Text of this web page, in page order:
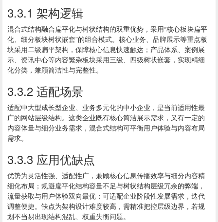
3.3.1 架构逻辑
混合式结构融合扁平化与树状结构的双重优势，采用“核心板块扁平
化、细分板块树状嵌套”的组合模式。核心业务、品牌展示等重点板
块采用二级扁平架构，保障核心信息快速触达；产品体系、案例展
示、资讯中心等内容繁杂板块采用三级、四级树状嵌套，实现精细
化分类，兼顾简洁性与完整性。
3.3.2 适配场景
适配中大型成长型企业、业务多元化的中小企业，是当前适用性最
广的网站层级结构。这类企业既有核心简洁展示需求，又有一定的
内容体量与细分业务需求，混合式结构可平衡用户体验与内容布局
需求。
3.3.3 应用优缺点
优势为灵活性强、适配性广，兼顾核心信息传播效率与细分内容精
细化布局；规避扁平化结构容量不足与树状结构层级冗余的弊端，
流量获取与用户体验双向最优；可适配企业阶段性发展需求，迭代
调整便捷。缺点为架构设计难度较高，需精准把控层级边界，若规
划不当易出现结构混乱、权重失衡问题。